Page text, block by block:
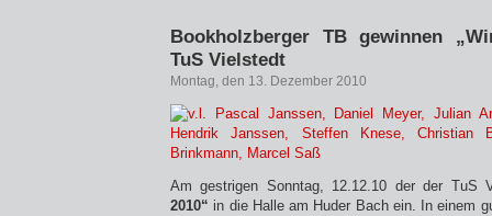
Bookholzberger TB gewinnen
TuS Vielstedt
Montag, den 13. Dezember 2010
Am gestrigen Sonntag, 12.12.10 der der TuS
2010“ in die Halle am Huder Bach ein. In einem